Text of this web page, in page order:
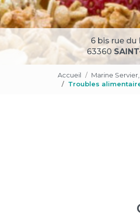
6 bis rue du
63360
Accueil Marine
Troubles